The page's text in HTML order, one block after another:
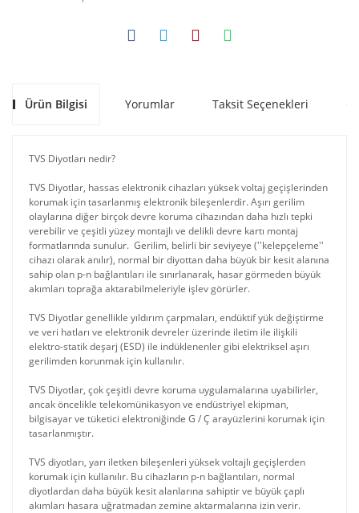
Ürün Bilgisi Yorumlar Taksit Seçenekleri
TVS Diyotları nedir?
TVS Diyotlar, hassas elektronik cihazları yüksek voltaj geçişlerinden
korumak için tasarlanmış elektronik bileşenlerdir. Aşırı gerilim
olaylarına diğer birçok devre koruma cihazından daha hızlı tepki
verebilir ve çeşitli yüzey montajlı ve delikli devre kartı montaj
formatlarında sunulur. Gerilim, belirli bir seviyeye (''kelepçeleme''
cihazı olarak anılır), normal bir diyottan daha büyük bir kesit alanına
sahip olan p-n bağlantıları ile sınırlanarak, hasar görmeden büyük
akımları toprağa aktarabilmeleriyle işlev görürler.
TVS Diyotlar genellikle yıldırım çarpmaları, endüktif yük değiştirme
ve veri hatları ve elektronik devreler üzerinde iletim ile ilişkili
elektro-statik deşarj (ESD) ile indüklenenler gibi elektriksel aşırı
gerilimden korunmak için kullanılır.
TVS Diyotlar, çok çeşitli devre koruma uygulamalarına uyabilirler,
ancak öncelikle telekomünikasyon ve endüstriyel ekipman,
bilgisayar ve tüketici elektroniğinde G / Ç arayüzlerini korumak için
tasarlanmıştır.
TVS diyotları, yarı iletken bileşenleri yüksek voltajlı geçişlerden
korumak için kullanılır. Bu cihazların p-n bağlantıları, normal
diyotlardan daha büyük kesit alanlarına sahiptir ve büyük çaplı
akımları hasara uğratmadan zemine aktarmalarına izin verir.